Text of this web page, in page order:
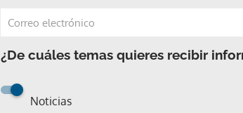
¿De cuáles temas quieres recibir
Noticias